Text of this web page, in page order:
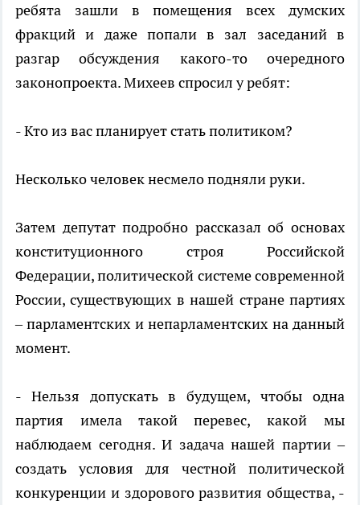
ребята зашли в помещения всех думских
фракций и даже попали в зал заседаний в
разгар обсуждения какого-то очередного
законопроекта. Михеев спросил у ребят:
- Кто из вас планирует стать политиком?
Несколько человек несмело подняли руки.
Затем депутат подробно рассказал об основах
конституционного строя Российской
Федерации, политической системе современной
России, существующих в нашей стране партиях
– парламентских и непарламентских на данный
момент.
- Нельзя допускать в будущем, чтобы одна
партия имела такой перевес, какой мы
наблюдаем сегодня. И задача нашей партии –
создать условия для честной политической
конкуренции и здорового развития общества, -